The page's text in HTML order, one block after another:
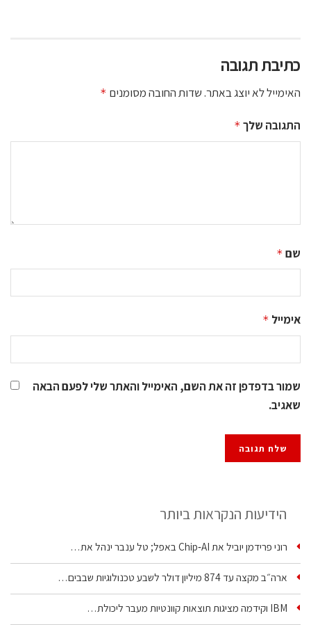
כתיבת תגובה
האימייל לא יוצג באתר.שדות החובה מסומנים *
התגובה שלך *
שם *
אימייל *
שמור בדפדפן זה את השם, האימייל והאתר שלי לפעם הבאה
שאגיב.
הידיעות הנקראות ביותר
רוני פרידמן יוביל את Chip‑AI באפל; טל ענבר ינהל את…
ארה״ב מקצה עד 874 מיליון דולר לשבע טכנולוגיות שבבים…
IBM וקידמה מציגות תוצאות קוונטיות מעבר ליכולת…